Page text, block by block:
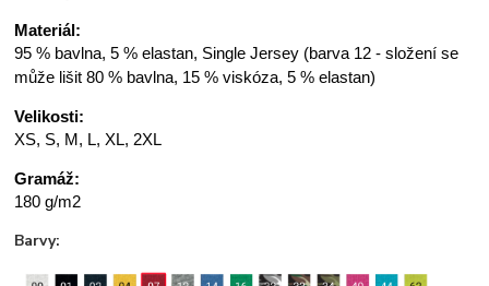
Materiál:
95 % bavlna, 5 % elastan, Single Jersey (barva 12 - složení se
může lišit 80 % bavlna, 15 % viskóza, 5 % elastan)
Velikosti:
XS, S, M, L, XL, 2XL
Gramáž:
180 g/m2
Barvy: